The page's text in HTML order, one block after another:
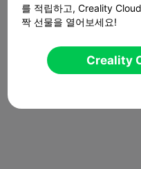
를 적립하고, Creality
짝 선물을 열어보세요!
Creality